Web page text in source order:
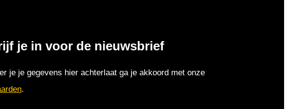
je in voor de nieuwsbrief
je je gegevens hier achterlaat ga je akkoord met onze
.